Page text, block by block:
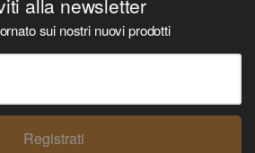
alla newsletter
sui nostri nuovi prodotti
Registrati